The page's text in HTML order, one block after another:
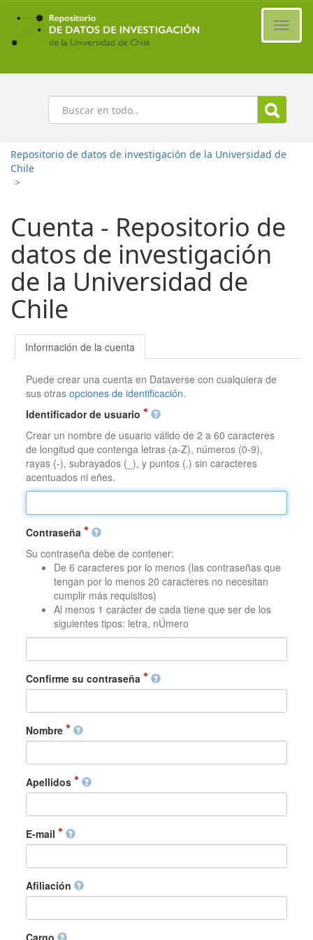
Ir
contenido
principal
Buscar
Repositorio de datos de investigación de la Universidad de
Chile
>
Cuenta - Repositorio de
datos de investigación
de la Universidad de
Chile
Información de la cuenta
Puede crear una cuenta en Dataverse con cualquiera de
sus otrasopciones de identificación.
Identificador de usuario
Crear un nombre de usuario válido de 2 a 60 caracteres
de longitud que contenga letras (a-Z), números (0-9),
rayas (-), subrayados (_), y puntos (.) sin caracteres
acentuados ni eñes.
Contraseña
Su contraseña debe de contener:
De 6 caracteres por lo menos (las contraseñas que
tengan por lo menos 20 caracteres no necesitan
cumplir más requisitos)
Al menos 1 carácter de cada tiene que ser de los
siguientes tipos: letra, nÚmero
Confirme su contraseña
Nombre
Apellidos
E-mail
Afiliación
Cargo